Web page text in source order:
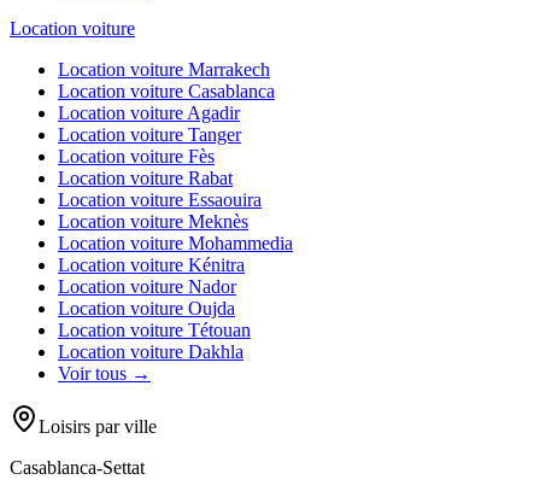
Location voiture
Location voiture Marrakech
Location voiture Casablanca
Location voiture Agadir
Location voiture Tanger
Location voiture Fès
Location voiture Rabat
Location voiture Essaouira
Location voiture Meknès
Location voiture Mohammedia
Location voiture Kénitra
Location voiture Nador
Location voiture Oujda
Location voiture Tétouan
Location voiture Dakhla
Voir tous →
Loisirs par ville
Casablanca-Settat